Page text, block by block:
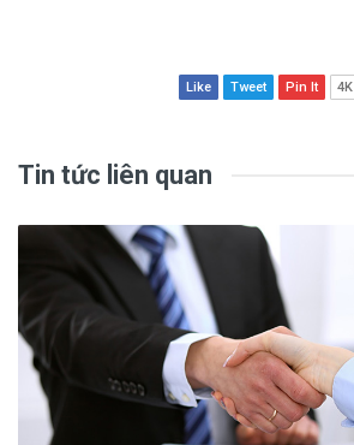
Like Tweet Pin It 4K
Tin tức liên quan